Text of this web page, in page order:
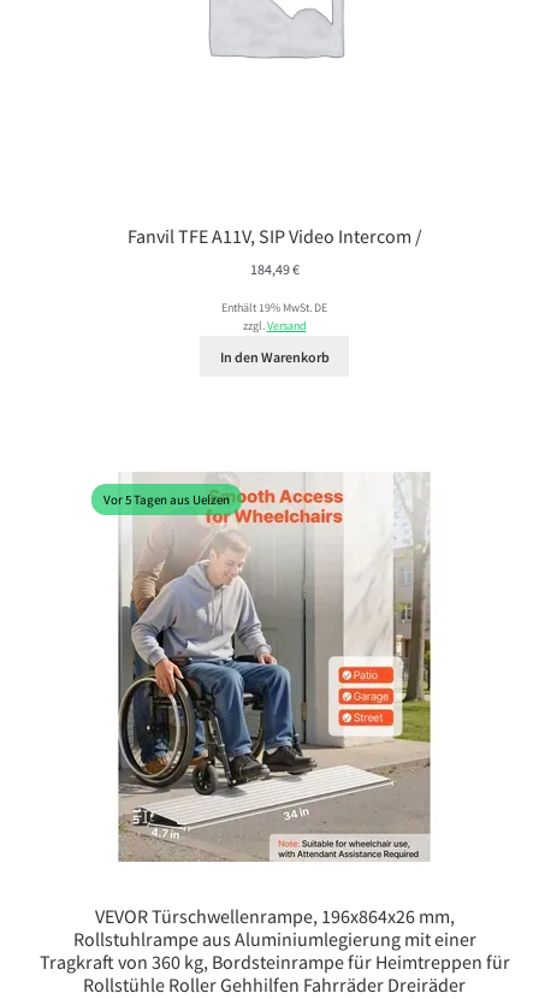
Fanvil TFE A11V, SIP Video Intercom /
184,49€
Enthält 19% MwSt. DE
zzgl.Versand
In den Warenkorb
Vor 5 Tagen aus Uelzen
VEVOR Türschwellenrampe, 196x864x26 mm,
Rollstuhlrampe aus Aluminiumlegierung mit einer
Tragkraft von 360 kg, Bordsteinrampe für Heimtreppen für
Rollstühle Roller Gehhilfen Fahrräder Dreiräder